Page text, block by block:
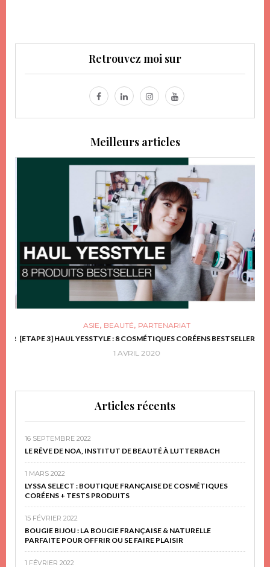
Retrouvez moi sur
Meilleurs articles
ASIE, BEAUTÉ, PARTENARIAT
[ETAPE 3] HAUL YESSTYLE : 8 COSMÉTIQUES CORÉENS BESTSELLER
1 AVRIL 2020
Articles récents
16 SEPTEMBRE 2022
LE RÊVE DE NOA, INSTITUT DE BEAUTÉ À LUTTERBACH
1 MARS 2022
LYSSA SELECT : BOUTIQUE FRANÇAISE DE COSMÉTIQUES
CORÉENS + TESTS PRODUITS
15 FÉVRIER 2022
BOUGIE BIJOU : LA BOUGIE FRANÇAISE & NATURELLE
PARFAITE POUR OFFRIR OU SE FAIRE PLAISIR
1 FÉVRIER 2022